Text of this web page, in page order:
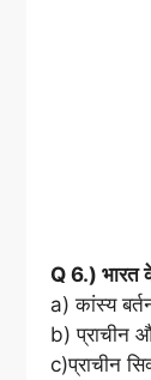
Q 6.) भारत
a) कांस्य
b) प्राचीन
c)प्राचीन